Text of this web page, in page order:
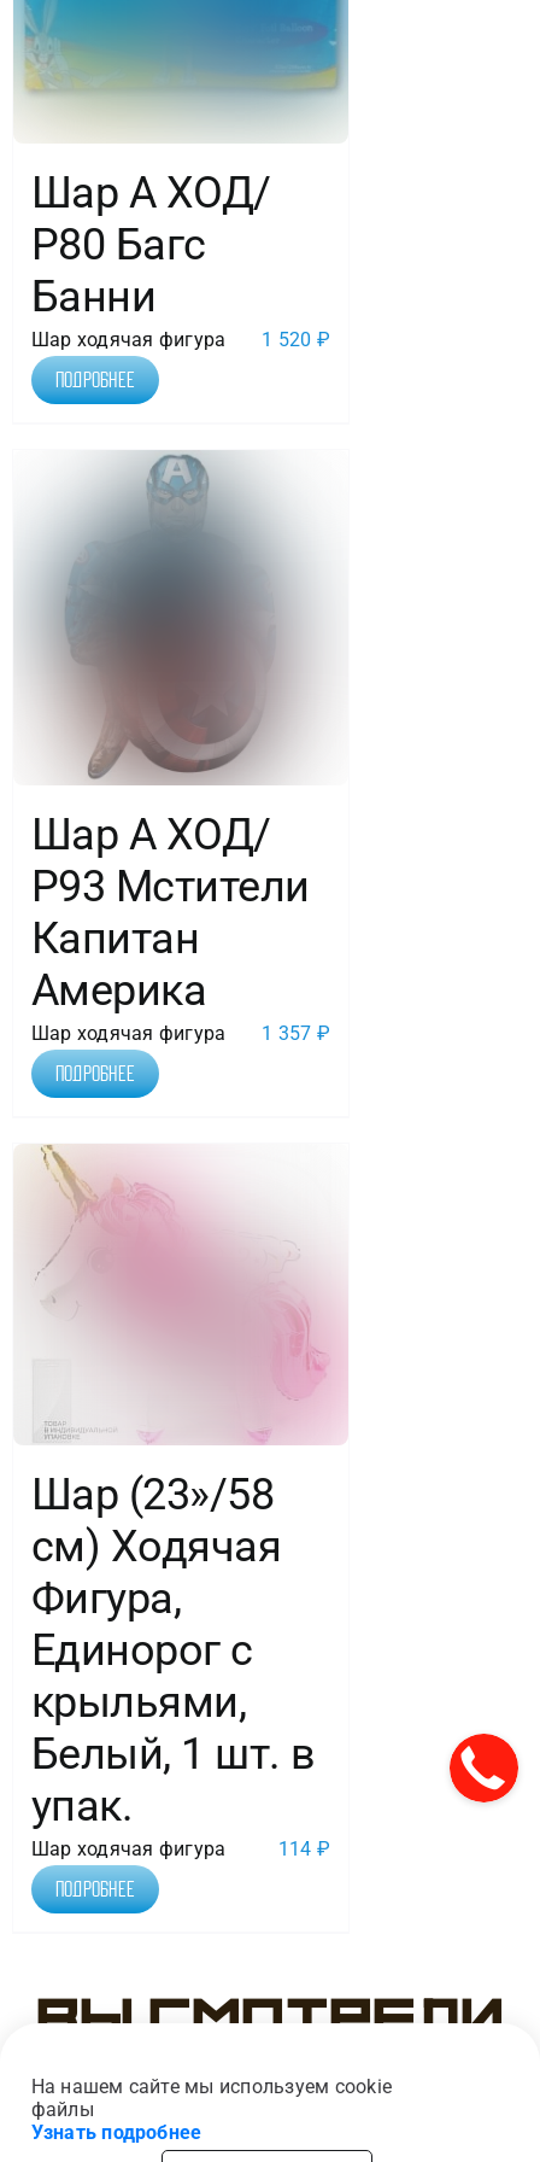
в
упак.
Шар А ХОД/
Р80 Багс
Банни
Шар ходячая фигура 1 520 ₽
Подробнее
Шар А ХОД/
Р93 Мстители
Капитан
Америка
Шар ходячая фигура 1 357 ₽
Подробнее
Шар (23»/58
см) Ходячая
Фигура,
Единорог с
крыльями,
Белый, 1 шт. в
упак.
Шар ходячая фигура 114 ₽
Подробнее
Вы смотрели
На нашем сайте мы используем cookie
файлы
Узнать подробнее